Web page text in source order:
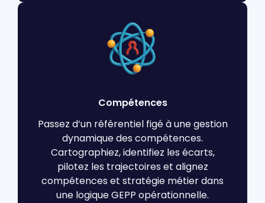
Compétences
Passez d’un référentiel figé à une gestion
dynamique des compétences.
Cartographiez, identifiez les écarts,
pilotez les trajectoires et alignez
compétences et stratégie métier dans
une logique GEPP opérationnelle.